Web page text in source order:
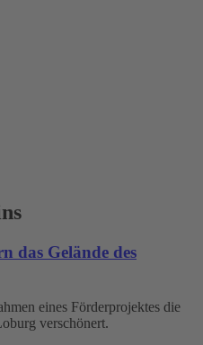
das Gelände des
eines Förderprojektes die
verschönert.